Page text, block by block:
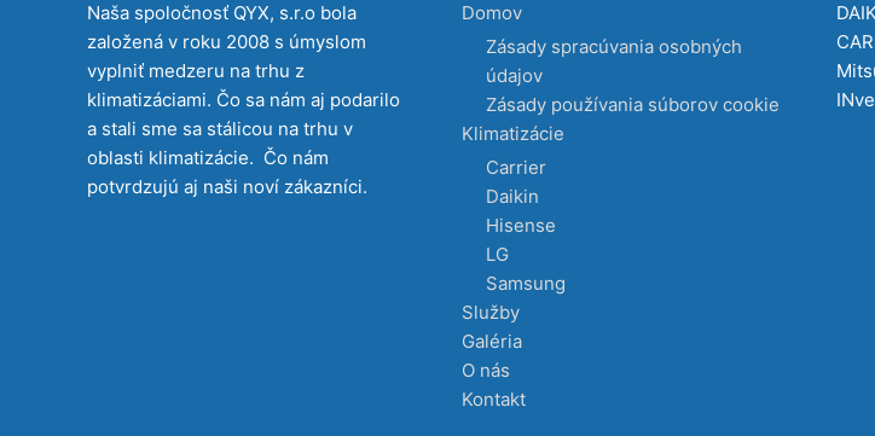
Naša spoločnosť QYX, s.r.o bola
založená v roku 2008 s úmyslom
vyplniť medzeru na trhu z
klimatizáciami. Čo sa nám aj podarilo
a stali sme sa stálicou na trhu v
oblasti klimatizácie. Čo nám
potvrdzujú aj naši noví zákazníci.
Domov
Zásady spracúvania osobných
údajov
Zásady používania súborov cookie
Klimatizácie
Carrier
Daikin
Hisense
LG
Samsung
Služby
Galéria
O nás
Kontakt